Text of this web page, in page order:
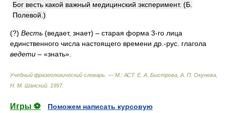
Бог весть какой важный медицинский эксперимент. (Б.
Полевой.)
(?) Весть (ведает, знает) – старая форма 3-го лица
единственного числа настоящего времени др.-рус. глагола
ведети – «знать».
Учебный фразеологический словарь. — М.: АСТ. Е. А. Быстрова, А. П. Окунева,
Н. М. Шанский 1997.
Игры ⚽
Поможем написать курсовую